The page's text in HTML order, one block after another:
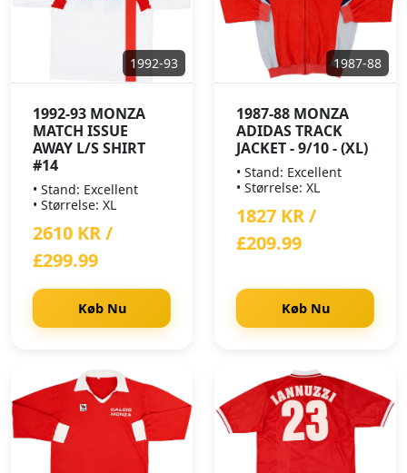
1992-93
1992-93 MONZA
MATCH ISSUE
AWAY L/S SHIRT
#14
• Stand: Excellent
• Størrelse: XL
2610 KR /
£299.99
Køb Nu
1987-88
1987-88 MONZA
ADIDAS TRACK
JACKET - 9/10 - (XL)
• Stand: Excellent
• Størrelse: XL
1827 KR /
£209.99
Køb Nu